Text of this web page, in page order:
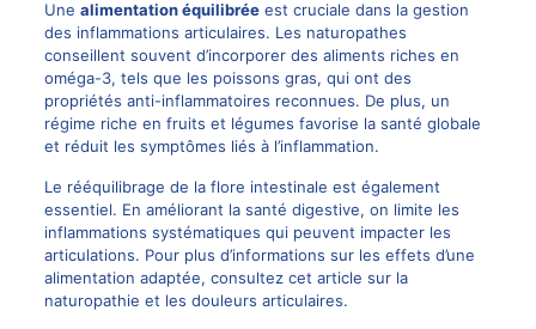
Une alimentation équilibréeest cruciale dans la gestion
des inflammations articulaires. Les naturopathes
conseillent souvent d’incorporer des aliments riches en
oméga-3, tels que les poissons gras, qui ont des
propriétés anti-inflammatoires reconnues. De plus, un
régime riche en fruits et légumes favorise la santé globale
et réduit les symptômes liés à l’inflammation.
Le rééquilibrage de la flore intestinale est également
essentiel. En améliorant la santé digestive, on limite les
inflammations systématiques qui peuvent impacter les
articulations. Pour plus d’informations sur les effets d’une
alimentation adaptée, consultez cet article sur la
naturopathie et les douleurs articulaires.